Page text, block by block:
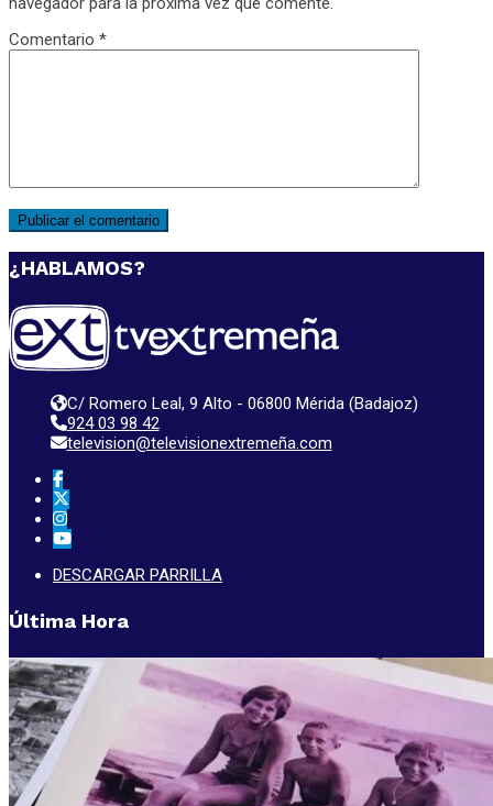
Comentario *
¿HABLAMOS?
C/ Romero Leal, 9 Alto - 06800 Mérida (Badajoz)
924 03 98 42
television@televisionextremeña.com
DESCARGAR PARRILLA
Última Hora